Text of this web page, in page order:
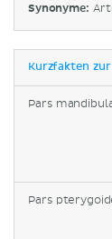
Synonyme:
Kurzfakten
Pars
Pars